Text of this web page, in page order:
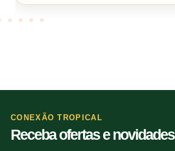
CONEXÃO TROPICAL
Receba ofertas e novidades